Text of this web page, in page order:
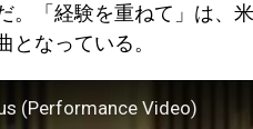
。「経験を重ねて」は、
なっている。
(Performance Video)